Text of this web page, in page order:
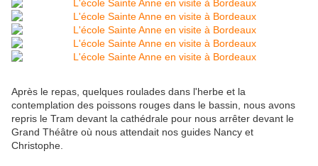
Après le repas, quelques roulades dans l'herbe et la
contemplation des poissons rouges dans le bassin, nous avons
repris le Tram devant la cathédrale pour nous arrêter devant le
Grand Théâtre où nous attendait nos guides Nancy et
Christophe.